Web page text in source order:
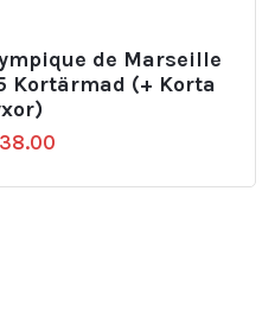
de Marseille
Kortärmad (+ Korta